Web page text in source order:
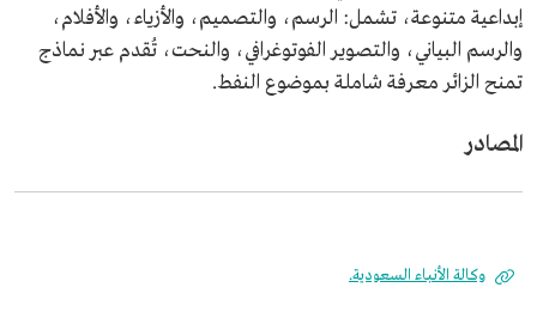
إبداعية متنوعة، تشمل: الرسم، والتصميم، والأزياء، والأفلام،
والرسم البياني، والتصوير الفوتوغرافي، والنحت، تُقدم عبر نماذج
تمنح الزائر معرفة شاملة بموضوع النفط.
المصادر
وكالة الأنباء السعودية.